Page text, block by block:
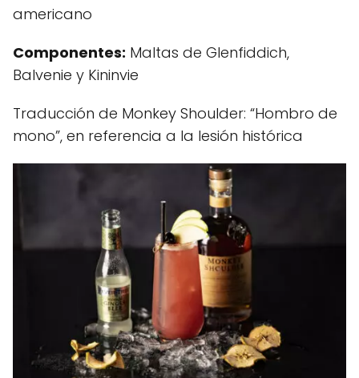
americano
Componentes: Maltas de Glenfiddich,
Balvenie y Kininvie
Traducción de Monkey Shoulder: “Hombro de
mono”, en referencia a la lesión histórica